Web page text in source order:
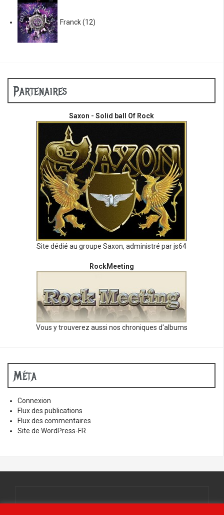
Franck(12)
Partenaires
Saxon - Solid ball Of Rock
Site dédié au groupe Saxon, administré par js64
RockMeeting
Vous y trouverez aussi nos chroniques d'albums
Méta
Connexion
Flux des publications
Flux des commentaires
Site de WordPress-FR